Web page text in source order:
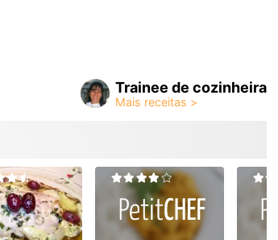
Trainee de cozinheira